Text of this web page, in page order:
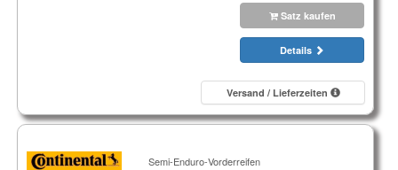
Satz kaufen
Details
Versand / Lieferzeiten
Semi-Enduro-Vorderreifen